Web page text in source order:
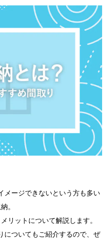
メージできないという方も多い
。
リットについて解説します。
についてもご紹介するので、ぜ